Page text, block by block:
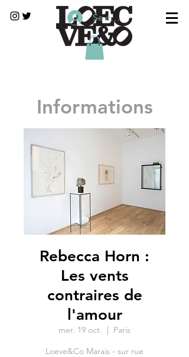
Se connecter
Informations
Rebecca Horn :
Les vents
contraires de
l'amour
mer. 19 oct.
  |
Paris
Loeve&Co Marais - sur rue